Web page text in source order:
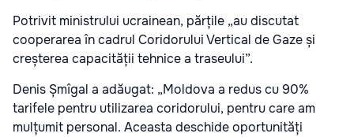
Potrivit ministrului ucrainean, părțile „au discutat
cooperarea în cadrul Coridorului Vertical de Gaze și
creșterea capacității tehnice a traseului”.
Denis Șmîgal a adăugat: „Moldova a redus cu 90%
tarifele pentru utilizarea coridorului, pentru care am
mulțumit personal. Aceasta deschide oportunități